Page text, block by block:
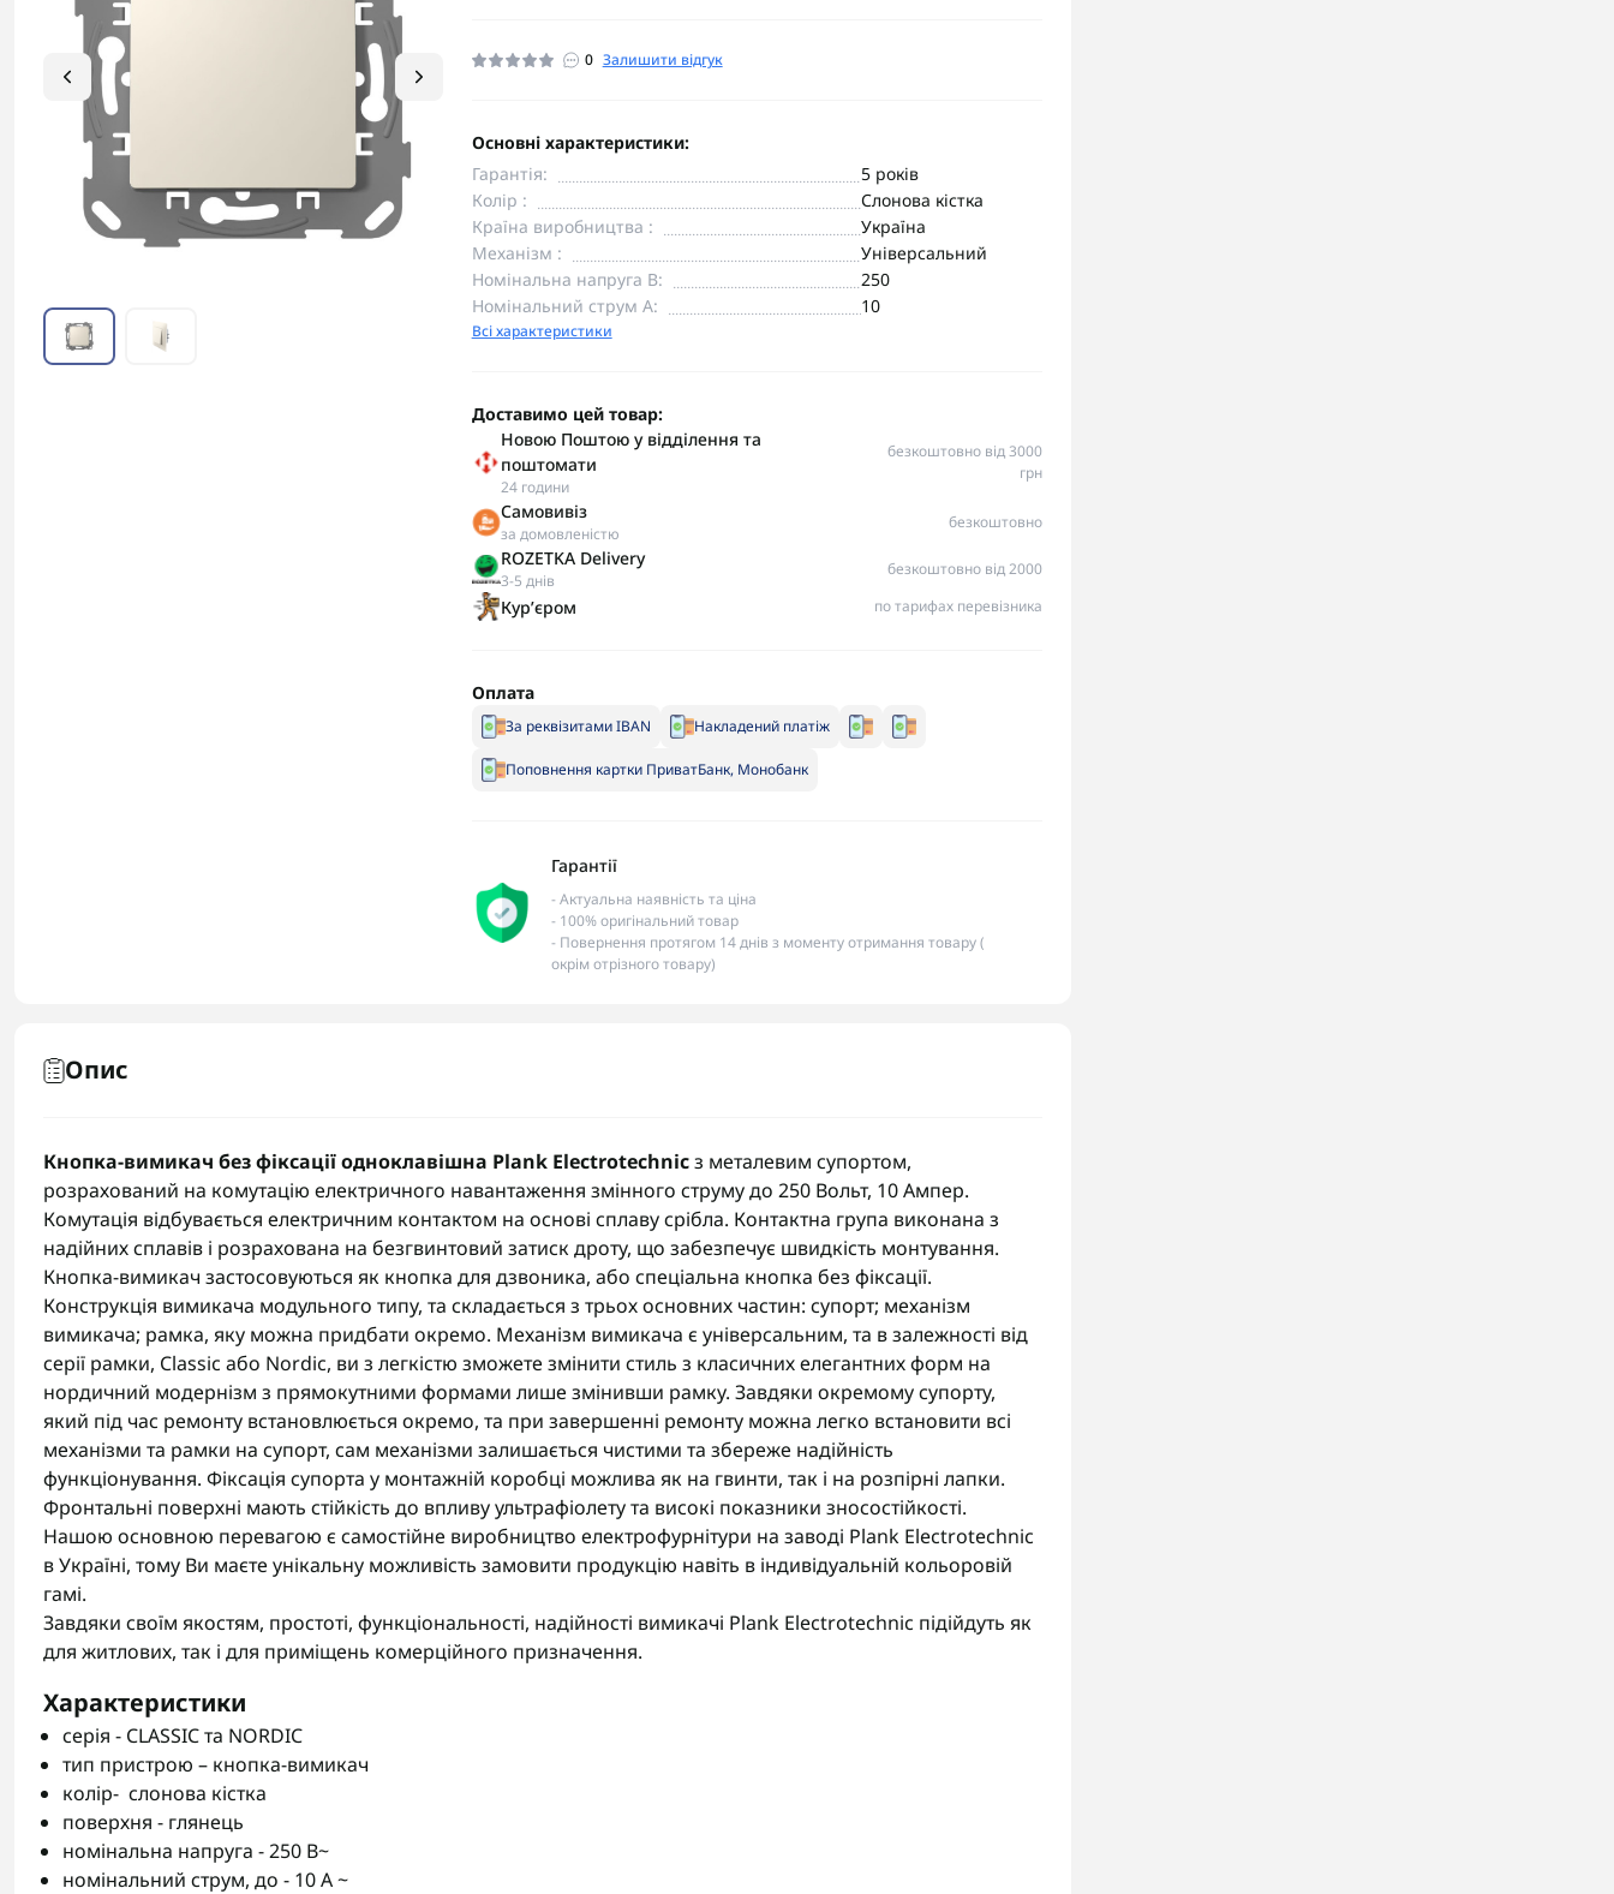
0 Залишити відгук
Основні характеристики:
Гарантія:
5 років
Колір :
Слонова кістка
Країна виробництва :
Україна
Механізм :
Універсальний
Номінальна напруга В:
250
Номінальний струм А:
10
Всі характеристики
Доставимо цей товар:
Новою Поштою у відділення та
поштомати
24 години
безкоштовно від 3000
грн
Самовивіз
за домовленістю
безкоштовно
ROZETKA Delivery
3-5 днів
безкоштовно від 2000
Курʼєром по тарифах перевізника
Оплата
За реквізитами IBAN Накладений платіж
Поповнення картки ПриватБанк, Монобанк
Гарантії
- Актуальна наявність та ціна
- 100% оригінальний товар
- Повернення протягом 14 днів з моменту отримання товару (
окрім отрізного товару)
Опис
Кнопка-вимикач без фіксації одноклавішна Plank Electrotechnicз металевим супортом,
розрахований на комутацію електричного навантаження змінного струму до 250 Вольт, 10 Ампер.
Комутація відбувається електричним контактом на основі сплаву срібла. Контактна група виконана з
надійних сплавів і розрахована на безгвинтовий затиск дроту, що забезпечує швидкість монтування.
Кнопка-вимикач застосовуються як кнопка для дзвоника, або спеціальна кнопка без фіксації.
Конструкція вимикача модульного типу, та складається з трьох основних частин: супорт; механізм
вимикача; рамка, яку можна придбати окремо. Механізм вимикача є універсальним, та в залежності від
серії рамки, Classic або Nordic, ви з легкістю зможете змінити стиль з класичних елегантних форм на
нордичний модернізм з прямокутними формами лише змінивши рамку. Завдяки окремому супорту,
який під час ремонту встановлюється окремо, та при завершенні ремонту можна легко встановити всі
механізми та рамки на супорт, сам механізми залишається чистими та збереже надійність
функціонування. Фіксація супорта у монтажній коробці можлива як на гвинти, так і на розпірні лапки.
Фронтальні поверхні мають стійкість до впливу ультрафіолету та високі показники зносостійкості.
Нашою основною перевагою є самостійне виробництво електрофурнітури на заводі Plank Electrotechnic
в Україні, тому Ви маєте унікальну можливість замовити продукцію навіть в індивідуальній кольоровій
гамі.
Завдяки своїм якостям, простоті, функціональності, надійності вимикачі Plank Electrotechnic підійдуть як
для житлових, так і для приміщень комерційного призначення.
Характеристики
серія - CLASSIC та NORDIC
тип пристрою – кнопка-вимикач
колір- слонова кістка
поверхня - глянець
номінальна напруга - 250 В~
номінальний струм, до - 10 А ~